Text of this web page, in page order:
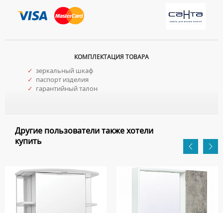
КОМПЛЕКТАЦИЯ ТОВАРА
✓ зеркальный шкаф
✓ паспорт изделия
✓ гарантийный талон
Другие пользователи также хотели
купить